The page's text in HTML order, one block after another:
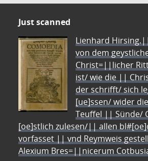
Just scanned
Lienhard
von dem
Christ=||licher
ist/ wie die ||
der schrifft/ sich
[ue]ssen/ wider
Teuffel || Sünde/
[oe]stlich zulesen/|| allen
vorfasset || vnd Reymweis
Alexium Bres=||nicerum